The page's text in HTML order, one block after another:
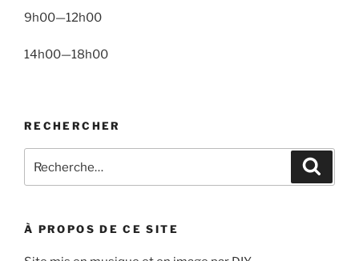
9h00—12h00
14h00—18h00
RECHERCHER
pour
À PROPOS DE CE SITE